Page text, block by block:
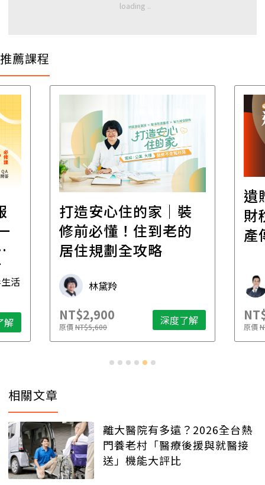
推薦課程
活
解
打造安心住的家｜裝
修前必懂！住到老的
居住規劃全攻略
林黛羚
NT$2,900
原價NT$5,600 深度了解
遺
財
產
原價
相關文章
離大醫院有多遠？2026全台熱
門養老村「醫療後援與就醫接
送」機能大評比